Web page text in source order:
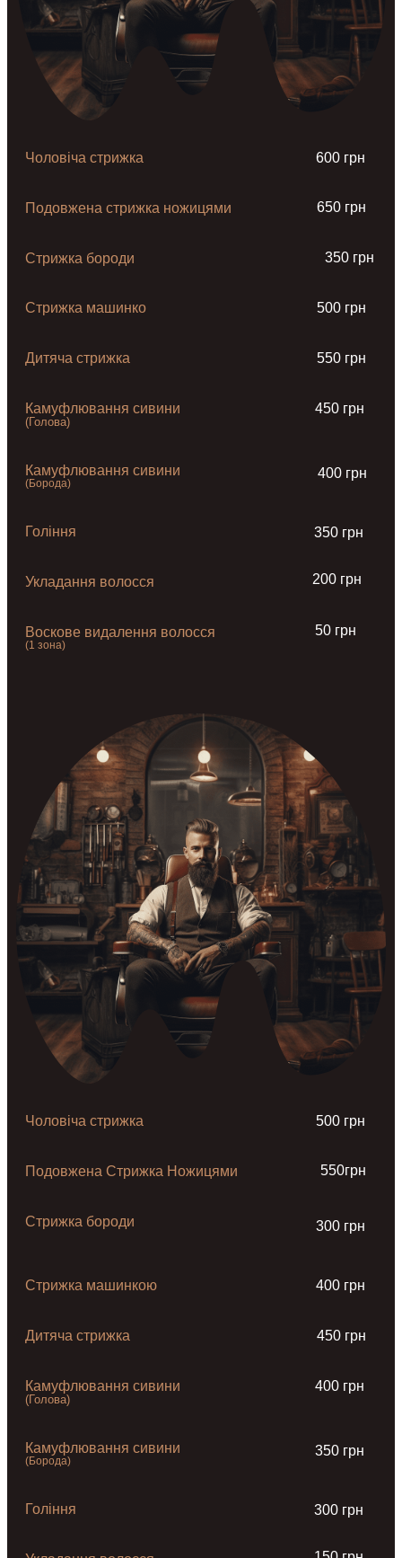
Чоловіча стрижка 600 грн
Подовжена стрижка ножицями 650 грн
Стрижка бороди 350 грн
Стрижка машинко 500 грн
Дитяча стрижка 550 грн
Камуфлювання сивини
(Голова)
450 грн
Камуфлювання сивини
(Борода)
400 грн
Гоління 350 грн
Укладання волосся 200 грн
Воскове видалення волосся
(1 зона)
50 грн
Чоловіча стрижка 500 грн
Подовжена Стрижка Ножицями 550грн
Стрижка бороди 300 грн
Стрижка машинкою 400 грн
Дитяча стрижка 450 грн
Камуфлювання сивини
(Голова)
400 грн
Камуфлювання сивини
(Борода)
350 грн
Гоління 300 грн